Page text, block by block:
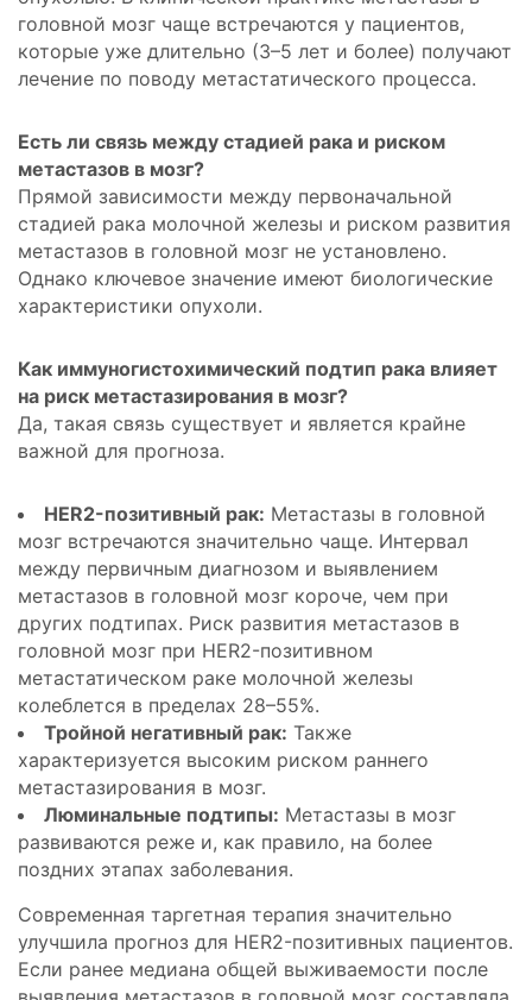
головной мозг чаще встречаются у пациентов,
которые уже длительно (3–5 лет и более) получают
лечение по поводу метастатического процесса.
Есть ли связь между стадией рака и риском
метастазов в мозг?
Прямой зависимости между первоначальной
стадией рака молочной железы и риском развития
метастазов в головной мозг не установлено.
Однако ключевое значение имеют биологические
характеристики опухоли.
Как иммуногистохимический подтип рака влияет
на риск метастазирования в мозг?
Да, такая связь существует и является крайне
важной для прогноза.
HER2-позитивный рак: Метастазы в головной
мозг встречаются значительно чаще. Интервал
между первичным диагнозом и выявлением
метастазов в головной мозг короче, чем при
других подтипах. Риск развития метастазов в
головной мозг при HER2-позитивном
метастатическом раке молочной железы
колеблется в пределах 28–55%.
Тройной негативный рак: Также
характеризуется высоким риском раннего
метастазирования в мозг.
Люминальные подтипы: Метастазы в мозг
развиваются реже и, как правило, на более
поздних этапах заболевания.
Современная таргетная терапия значительно
улучшила прогноз для HER2-позитивных пациентов.
Если ранее медиана общей выживаемости после